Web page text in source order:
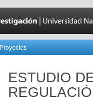
Proyectos
ESTUDIO